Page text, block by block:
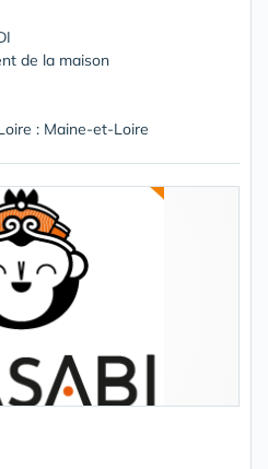
de la maison
: Maine-et-Loire